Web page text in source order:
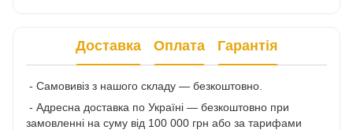
Доставка Оплата Гарантія
- Самовивіз з нашого складу — безкоштовно.
- Адресна доставка по Україні — безкоштовно при
замовленні на суму від 100 000 грн або за тарифами